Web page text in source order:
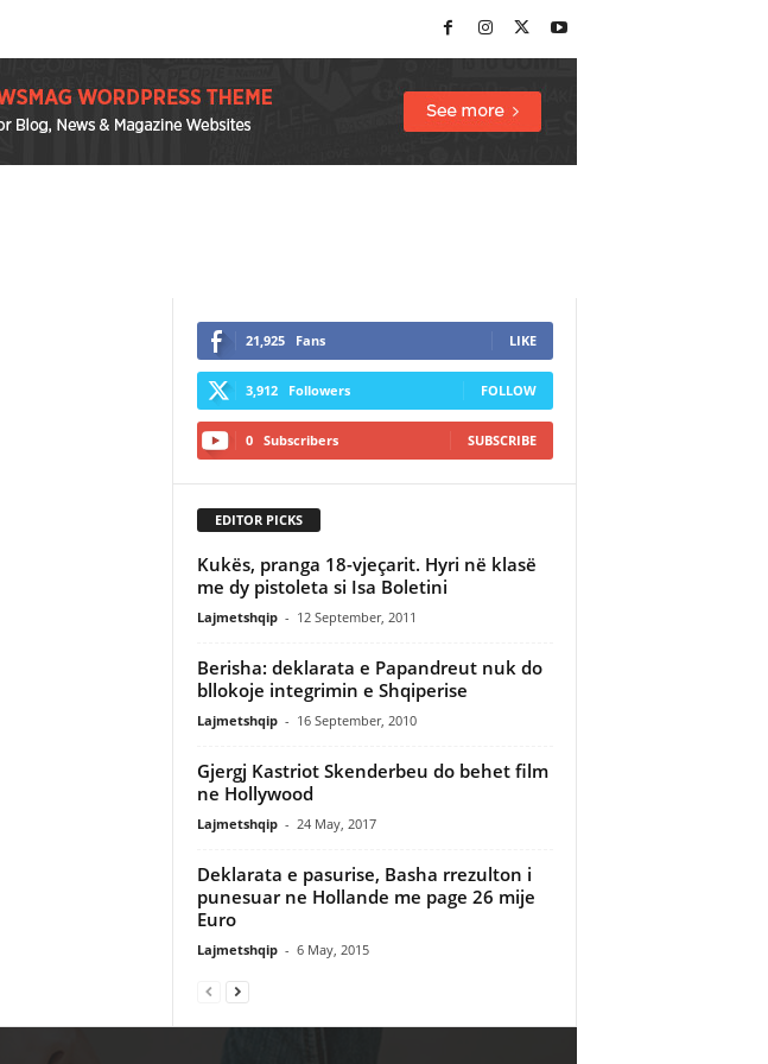
21,925 Fans LIKE
3,912 Followers FOLLOW
0 Subscribers SUBSCRIBE
EDITOR PICKS
Kukës, pranga 18-vjeçarit. Hyri në klasë
me dy pistoleta si Isa Boletini
Lajmetshqip - 12 September, 2011
Berisha: deklarata e Papandreut nuk do
bllokoje integrimin e Shqiperise
Lajmetshqip - 16 September, 2010
Gjergj Kastriot Skenderbeu do behet film
ne Hollywood
Lajmetshqip - 24 May, 2017
Deklarata e pasurise, Basha rrezulton i
punesuar ne Hollande me page 26 mije
Euro
Lajmetshqip - 6 May, 2015